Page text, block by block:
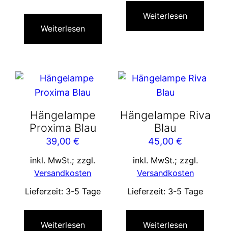
Weiterlesen
Weiterlesen
Hängelampe
Proxima Blau
39,00€
inkl. MwSt.; zzgl.
Versandkosten
Lieferzeit: 3-5 Tage
Weiterlesen
Hängelampe Riva
Blau
45,00€
inkl. MwSt.; zzgl.
Versandkosten
Lieferzeit: 3-5 Tage
Weiterlesen